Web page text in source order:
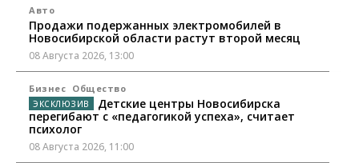
Авто
Продажи подержанных электромобилей в
Новосибирской области растут второй месяц
08 Августа 2026, 13:00
Бизнес Общество
Детские центры Новосибирска
перегибают с «педагогикой успеха», считает
психолог
08 Августа 2026, 11:00